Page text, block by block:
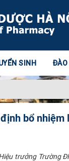
SINH ĐÀO
bổ
trưởng Trường